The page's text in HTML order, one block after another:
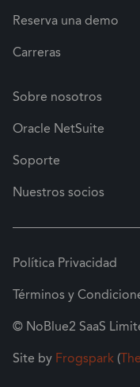
Reserva una demo
Carreras
Sobre nosotros
Oracle NetSuite
Soporte
Nuestros socios
© NoBlue2 SaaS
Site by Frogspark (
Política Privacidad
Términos y